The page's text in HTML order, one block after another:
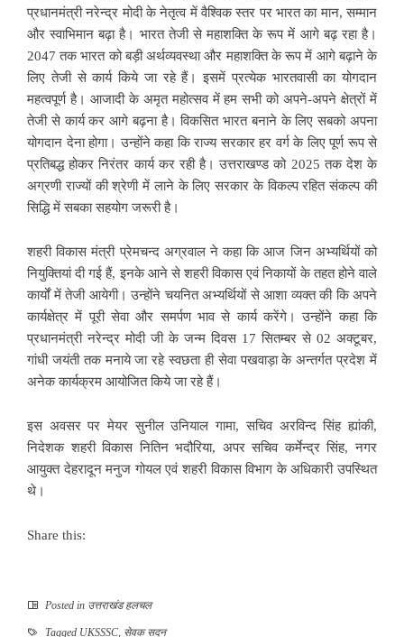
प्रधानमंत्री नरेन्द्र मोदी के नेतृत्व में वैश्विक स्तर पर भारत का मान, सम्मान
और स्वाभिमान बढ़ा है। भारत तेजी से महाशक्ति के रूप में आगे बढ़ रहा है।
2047 तक भारत को बड़ी अर्थव्यवस्था और महाशक्ति के रूप में आगे बढ़ाने के
लिए तेजी से कार्य किये जा रहे हैं। इसमें प्रत्येक भारतवासी का योगदान
महत्वपूर्ण है। आजादी के अमृत महोत्सव में हम सभी को अपने-अपने क्षेत्रों में
तेजी से कार्य कर आगे बढ़ना है। विकसित भारत बनाने के लिए सबको अपना
योगदान देना होगा। उन्होंने कहा कि राज्य सरकार हर वर्ग के लिए पूर्ण रूप से
प्रतिबद्ध होकर निरंतर कार्य कर रही है। उत्तराखण्ड को 2025 तक देश के
अग्रणी राज्यों की श्रेणी में लाने के लिए सरकार के विकल्प रहित संकल्प की
सिद्धि में सबका सहयोग जरूरी है।
शहरी विकास मंत्री प्रेमचन्द अग्रवाल ने कहा कि आज जिन अभ्यर्थियों को
नियुक्तियां दी गई हैं, इनके आने से शहरी विकास एवं निकायों के तहत होने वाले
कार्यों में तेजी आयेगी। उन्होंने चयनित अभ्यर्थियों से आशा व्यक्त की कि अपने
कार्यक्षेत्र में पूरी सेवा और समर्पण भाव से कार्य करेंगे। उन्होंने कहा कि
प्रधानमंत्री नरेन्द्र मोदी जी के जन्म दिवस 17 सितम्बर से 02 अक्टूबर,
गांधी जयंती तक मनाये जा रहे स्वछता ही सेवा पखवाड़ा के अन्तर्गत प्रदेश में
अनेक कार्यक्रम आयोजित किये जा रहे हैं।
इस अवसर पर मेयर सुनील उनियाल गामा, सचिव अरविन्द सिंह ह्यांकी,
निदेशक शहरी विकास नितिन भदौरिया, अपर सचिव कर्मेन्द्र सिंह, नगर
आयुक्त देहरादून मनुज गोयल एवं शहरी विकास विभाग के अधिकारी उपस्थित
थे।
Share this:
Posted in उत्तराखंड हलचल
Tagged UKSSSC, सेवक सदन